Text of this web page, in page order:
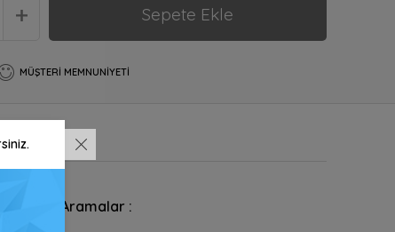
Sepete Ekle
MÜŞTERI MEMNUNIYETI
Aramalar :